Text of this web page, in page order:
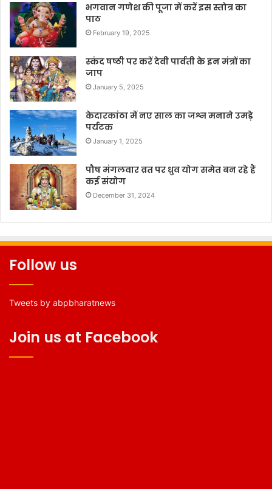
भगवान गणेश की पूजा में करें इस स्तोत्र का
पाठ
February 19, 2025
स्कंद षष्ठी पर करें देवी पार्वती के इन मंत्रों का
जाप
January 5, 2025
केदारकांठा में नए साल का जश्न मनाने उमड़े
पर्यटक
January 1, 2025
पौष मंगलवार व्रत पर ध्रुव योग समेत बन रहे हैं
कई संयोग
December 31, 2024
Follow us
Tweets by abpbharatnews
Join us at Facebook